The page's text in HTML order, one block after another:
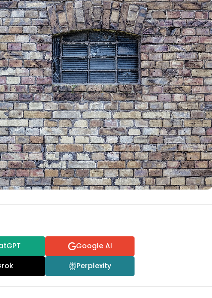
Google AI
Perplexity